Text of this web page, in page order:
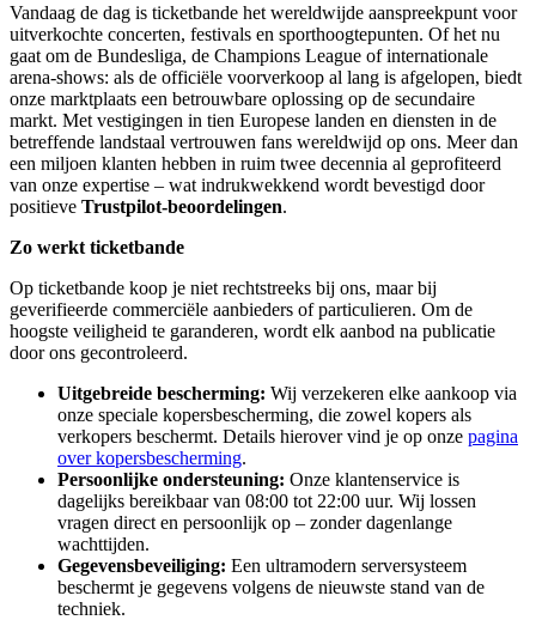
Vandaag de dag is ticketbande het wereldwijde aanspreekpunt voor
uitverkochte concerten, festivals en sporthoogtepunten. Of het nu
gaat om de Bundesliga, de Champions League of internationale
arena-shows: als de officiële voorverkoop al lang is afgelopen, biedt
onze marktplaats een betrouwbare oplossing op de secundaire
markt. Met vestigingen in tien Europese landen en diensten in de
betreffende landstaal vertrouwen fans wereldwijd op ons. Meer dan
een miljoen klanten hebben in ruim twee decennia al geprofiteerd
van onze expertise – wat indrukwekkend wordt bevestigd door
positieve Trustpilot-beoordelingen.
Zo werkt ticketbande
Op ticketbande koop je niet rechtstreeks bij ons, maar bij
geverifieerde commerciële aanbieders of particulieren. Om de
hoogste veiligheid te garanderen, wordt elk aanbod na publicatie
door ons gecontroleerd.
Uitgebreide bescherming: Wij verzekeren elke aankoop via
onze speciale kopersbescherming, die zowel kopers als
verkopers beschermt. Details hierover vind je op onze pagina
over kopersbescherming.
Persoonlijke ondersteuning: Onze klantenservice is
dagelijks bereikbaar van 08:00 tot 22:00 uur. Wij lossen
vragen direct en persoonlijk op – zonder dagenlange
wachttijden.
Gegevensbeveiliging: Een ultramodern serversysteem
beschermt je gegevens volgens de nieuwste stand van de
techniek.